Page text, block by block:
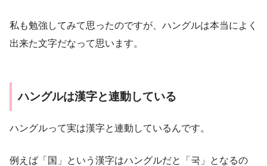
私も勉強してみて思ったのですが、ハングルは本当によく
出来た文字だなって思います。
ハングルは漢字と連動している
ハングルって実は漢字と連動しているんです。
例えば「国」という漢字はハングルだと「국」となるの